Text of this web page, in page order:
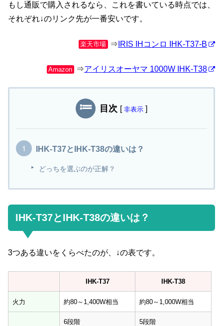
もし通販で購入されるなら、これを書いている時点では、
それぞれ↓のリンク先が一番安いです。
楽天市場 ⇒ IRIS IHコンロ IHK-T37-B
Amazon ⇒アイリスオーヤマ 1000W IHK-T38
目次 [ 非表示 ]
IHK-T37とIHK-T38の違いは？
どっちを選ぶのが正解？
IHK-T37とIHK-T38の違いは？
3つある違いをくらべたのが、↓の表です。
IHK-T37 IHK-T38
IHK-T37 IHK-T38
火力 約80～1,400W相当 約80～1,000W相当
6段階 5段階